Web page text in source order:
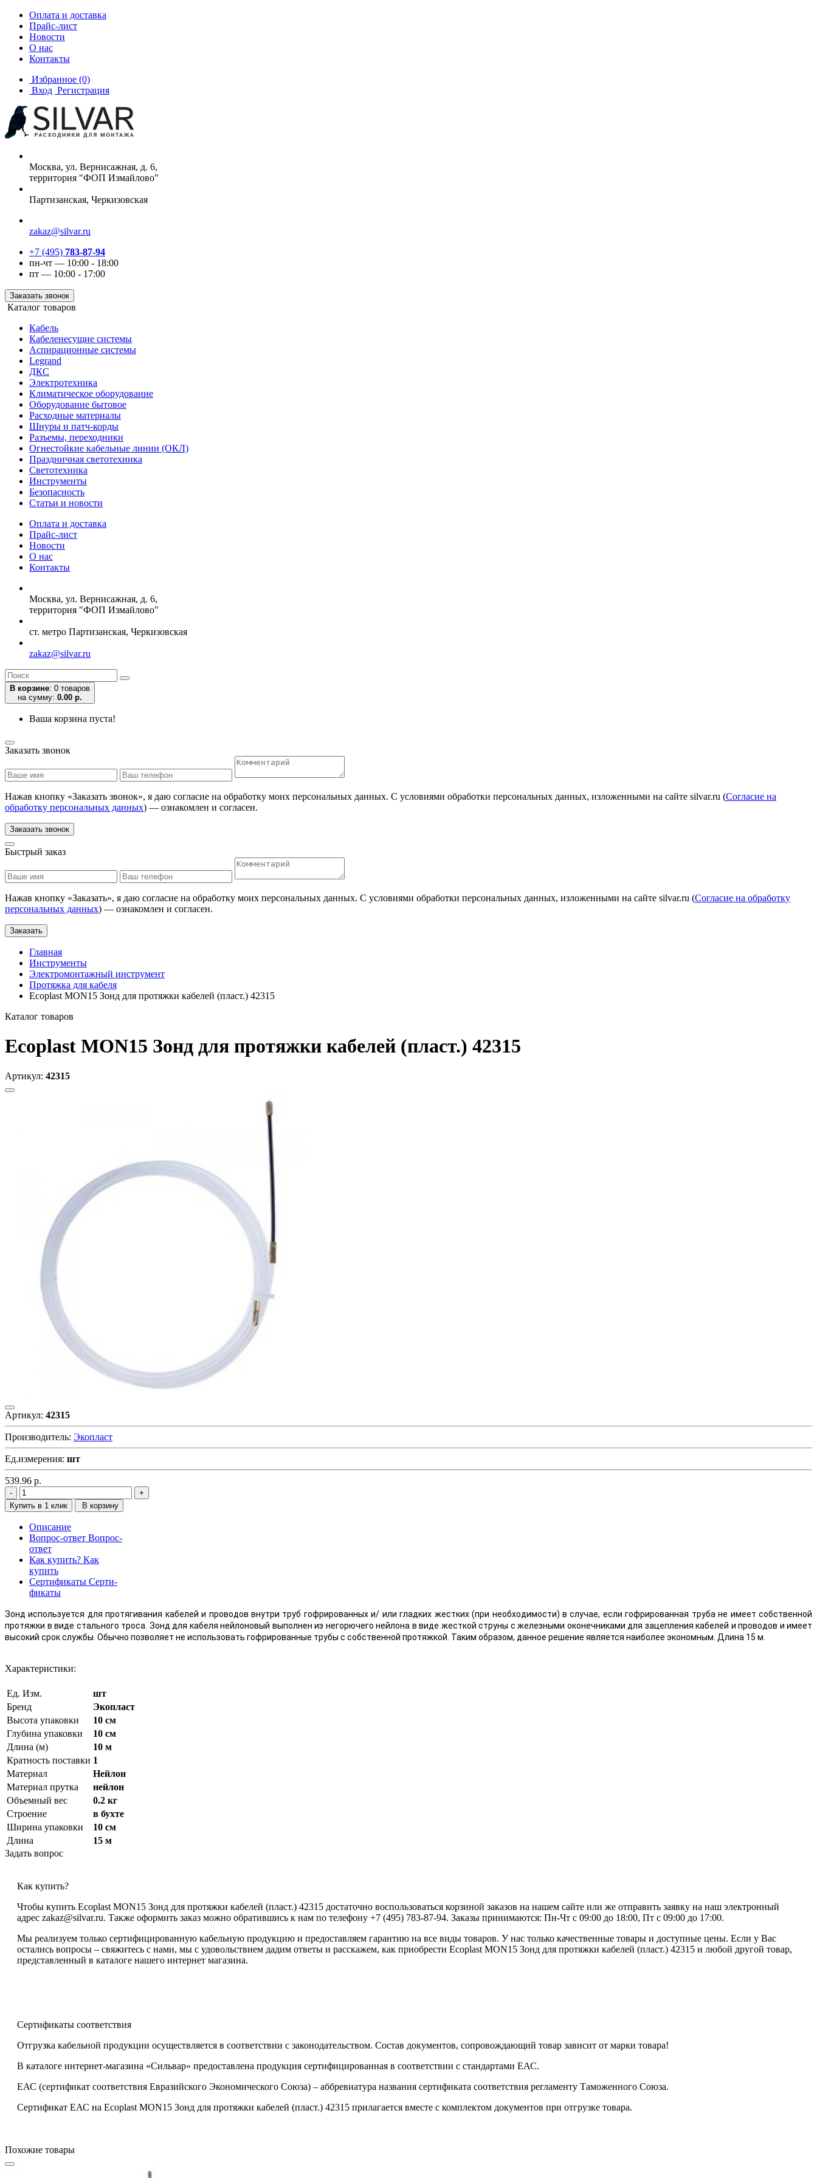
Оплата и доставка
Прайс-лист
Новости
О нас
Контакты
Избранное (0)
Вход Регистрация
Москва, ул. Вернисажная, д. 6,
территория "ФОП Измайлово"
Партизанская, Черкизовская
zakaz@silvar.ru
+7 (495) 783-87-94
пн-чт — 10:00 - 18:00
пт — 10:00 - 17:00
Заказать звонок
Каталог товаров
Кабель
Кабеленесущие системы
Аспирационные системы
Legrand
ДКС
Электротехника
Климатическое оборудование
Оборудование бытовое
Расходные материалы
Шнуры и патч-корды
Разъемы, переходники
Огнестойкие кабельные линии (ОКЛ)
Праздничная светотехника
Светотехника
Инструменты
Безопасность
Статьи и новости
Оплата и доставка
Прайс-лист
Новости
О нас
Контакты
Москва, ул. Вернисажная, д. 6,
территория "ФОП Измайлово"
ст. метро Партизанская, Черкизовская
zakaz@silvar.ru
В корзине: 0 товаров
на сумму: 0.00 р.
Ваша корзина пуста!
Заказать звонок
Нажав кнопку «Заказать звонок», я даю согласие на обработку моих персональных данных. С условиями обработки персональных данных, изложенными на сайте silvar.ru (Согласие на
обработку персональных данных) — ознакомлен и согласен.
Заказать звонок
Быстрый заказ
Нажав кнопку «Заказать», я даю согласие на обработку моих персональных данных. С условиями обработки персональных данных, изложенными на сайте silvar.ru (Согласие на обработку
персональных данных) — ознакомлен и согласен.
Заказать
Главная
Инструменты
Электромонтажный инструмент
Протяжка для кабеля
Ecoplast MON15 Зонд для протяжки кабелей (пласт.) 42315
Каталог товаров
Ecoplast MON15 Зонд для протяжки кабелей (пласт.) 42315
Артикул: 42315
Артикул: 42315
Производитель: Экопласт
Ед.измерения: шт
539.96 р.
Купить в 1 клик В корзину
Описание
Вопрос-ответ Вопрос-
ответ
Как купить? Как
купить
Сертификаты Серти-
фикаты
Зонд используется для протягивания кабелей и проводов внутри труб гофрированных и/ или гладких жестких (при необходимости) в случае, если гофрированная труба не имеет собственной
протяжки в виде стального троса. Зонд для кабеля нейлоновый выполнен из негорючего нейлона в виде жесткой струны с железными оконечниками для зацепления кабелей и проводов и имеет
высокий срок службы. Обычно позволяет не использовать гофрированные трубы с собственной протяжкой. Таким образом, данное решение является наиболее экономным. Длина 15 м.
Характеристики:
Ед. Изм.
шт
Бренд
Экопласт
Высота упаковки
10 см
Глубина упаковки
10 см
Длина (м)
10 м
Кратность поставки 1
Материал
Нейлон
Материал прутка
нейлон
Объемный вес
0.2 кг
Строение
в бухте
Ширина упаковки
10 см
Длина
15 м
Задать вопрос
Как купить?
Чтобы купить Ecoplast MON15 Зонд для протяжки кабелей (пласт.) 42315 достаточно воспользоваться корзиной заказов на нашем сайте или же отправить заявку на наш электронный
адрес zakaz@silvar.ru. Также оформить заказ можно обратившись к нам по телефону +7 (495) 783-87-94. Заказы принимаются: Пн-Чт с 09:00 до 18:00, Пт с 09:00 до 17:00.
Мы реализуем только сертифицированную кабельную продукцию и предоставляем гарантию на все виды товаров. У нас только качественные товары и доступные цены. Если у Вас
остались вопросы – свяжитесь с нами, мы с удовольствием дадим ответы и расскажем, как приобрести Ecoplast MON15 Зонд для протяжки кабелей (пласт.) 42315 и любой другой товар,
представленный в каталоге нашего интернет магазина.
Сертификаты соответствия
Отгрузка кабельной продукции осуществляется в соответствии с законодательством. Состав документов, сопровождающий товар зависит от марки товара!
В каталоге интернет-магазина «Сильвар» предоставлена продукция сертифицированная в соответствии с стандартами ЕАС.
ЕАС (сертификат соответствия Евразийского Экономического Союза) – аббревиатура названия сертификата соответствия регламенту Таможенного Союза.
Сертификат ЕАС на Ecoplast MON15 Зонд для протяжки кабелей (пласт.) 42315 прилагается вместе с комплектом документов при отгрузке товара.
Похожие товары